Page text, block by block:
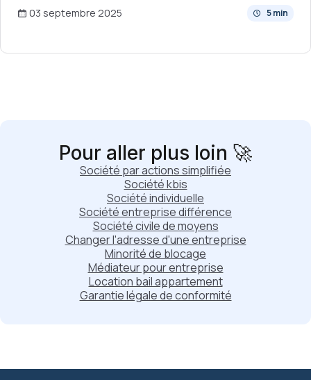
5 min
03 septembre 2025
Pour aller plus loin 🚀
Société par actions simplifiée
Société kbis
Société individuelle
Société entreprise différence
Société civile de moyens
Changer l'adresse d'une entreprise
Minorité de blocage
Médiateur pour entreprise
Location bail appartement
Garantie légale de conformité